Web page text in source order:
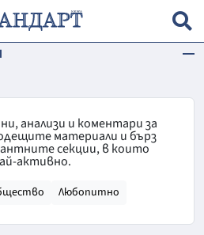
анализи и коментари за
материали и бърз
секции, в които
активно.
Любопитно